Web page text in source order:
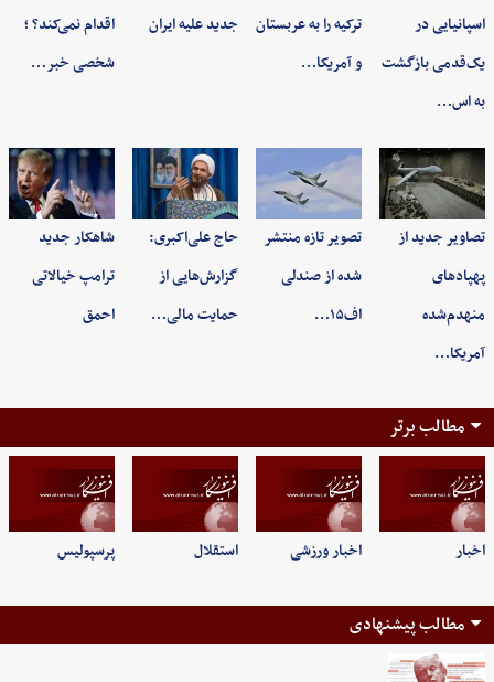
اسپانیایی در
یک‌قدمی بازگشت
به اس…
ترکیه را به عربستان
و آمریکا…
جدید علیه ایران
اقدام نمی‌کند؟ ؛
شخصی خبر…
تصاویر جدید از
پهپادهای
منهدم‌شده
آمریکا…
تصویر تازه منتشر
شده از صندلی
اف۱۵…
حاج علی‌اکبری:
گزارش‌هایی از
حمایت مالی…
شاهکار جدید
ترامپ خیالاتی
احمق
مطالب برتر
اخبار اخبار ورزشی استقلال پرسپولیس
مطالب پیشنهادی